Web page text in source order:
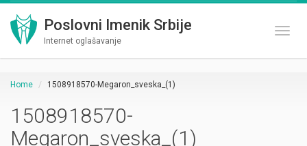
Poslovni Imenik Srbije
Internet oglašavanje
Home 1508918570-Megaron_sveska_(1)
1508918570-
Megaron_sveska_(1)